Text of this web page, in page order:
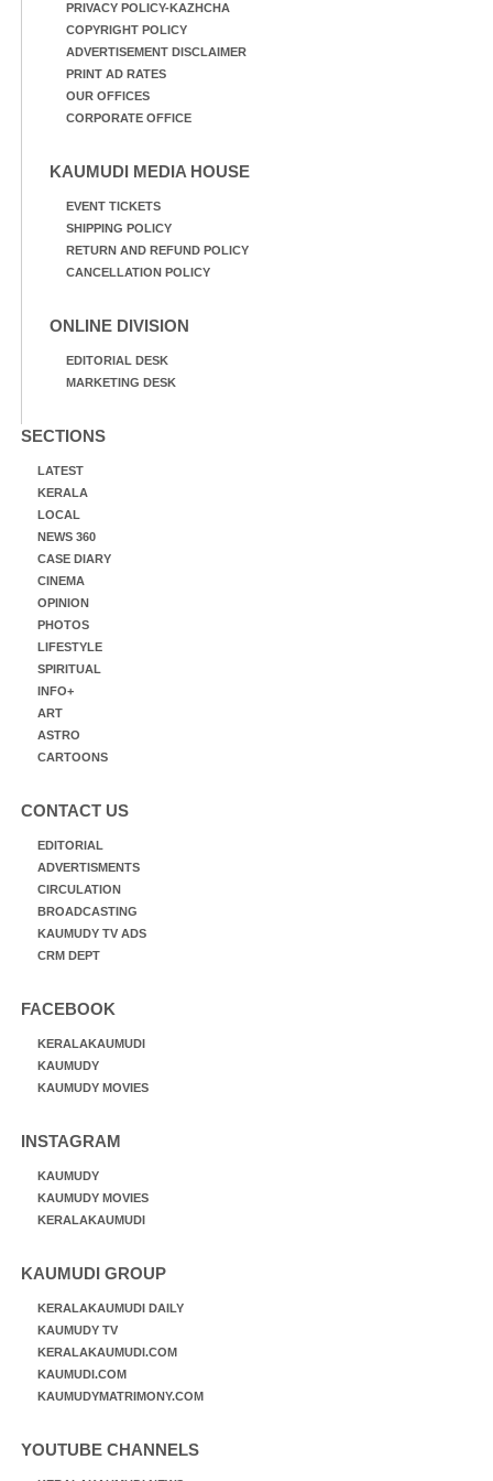
PRIVACY POLICY-KAZHCHA
COPYRIGHT POLICY
ADVERTISEMENT DISCLAIMER
PRINT AD RATES
OUR OFFICES
CORPORATE OFFICE
KAUMUDI MEDIA HOUSE
EVENT TICKETS
SHIPPING POLICY
RETURN AND REFUND POLICY
CANCELLATION POLICY
ONLINE DIVISION
EDITORIAL DESK
MARKETING DESK
SECTIONS
LATEST
KERALA
LOCAL
NEWS 360
CASE DIARY
CINEMA
OPINION
PHOTOS
LIFESTYLE
SPIRITUAL
INFO+
ART
ASTRO
CARTOONS
CONTACT US
EDITORIAL
ADVERTISMENTS
CIRCULATION
BROADCASTING
KAUMUDY TV ADS
CRM DEPT
FACEBOOK
KERALAKAUMUDI
KAUMUDY
KAUMUDY MOVIES
INSTAGRAM
KAUMUDY
KAUMUDY MOVIES
KERALAKAUMUDI
KAUMUDI GROUP
KERALAKAUMUDI DAILY
KAUMUDY TV
KERALAKAUMUDI.COM
KAUMUDI.COM
KAUMUDYMATRIMONY.COM
YOUTUBE CHANNELS